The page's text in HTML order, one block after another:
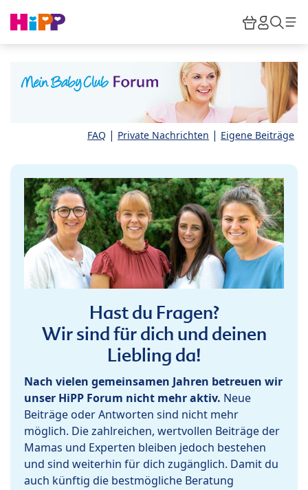
HiPP
FAQ | Private Nachrichten | Eigene Beiträge
Hast du Fragen?
Wir sind für dich und deinen
Liebling da!
Nach vielen gemeinsamen Jahren betreuen wir
unser HiPP Forum nicht mehr aktiv. Neue
Beiträge oder Antworten sind nicht mehr
möglich. Die zahlreichen, wertvollen Beiträge der
Mamas und Experten bleiben jedoch bestehen
und sind weiterhin für dich zugänglich. Damit du
auch künftig die bestmögliche Beratung